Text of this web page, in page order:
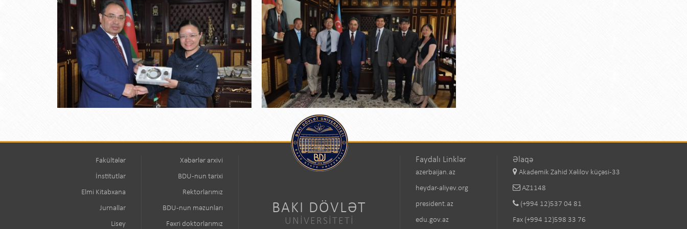
Fakültələr
İnstitutlar
Elmi Kitabxana
Jurnallar
Lisey
Xəbərlər arxivi
BDU-nun tarixi
Rektorlarımız
BDU-nun məzunları
Fəxri doktorlarımız
BAKI DÖVLƏT
UNİVERSİTETİ
Faydalı Linklər
azerbaijan.az
heydar-aliyev.org
president.az
edu.gov.az
Əlaqə
Akademik Zahid Xəlilov küçəsi-33
AZ1148
(+994 12)537 04 81
Fax (+994 12)598 33 76